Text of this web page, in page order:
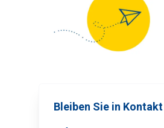
Bleiben Sie in Kontakt